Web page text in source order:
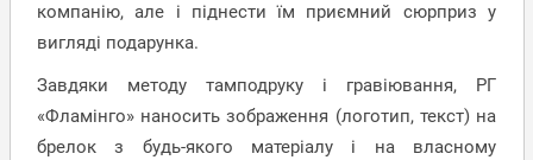
компанію, але і піднести їм приємний сюрприз у
вигляді подарунка.
Завдяки методу тамподруку і гравіювання, РГ
«Фламінго» наносить зображення (логотип, текст) на
брелок з будь-якого матеріалу і на власному